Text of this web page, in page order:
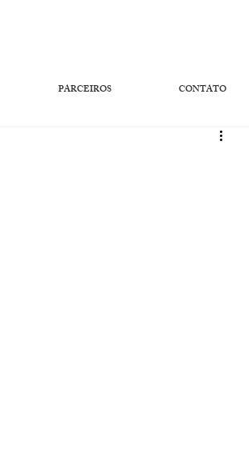
PARCEIROS CONTATO